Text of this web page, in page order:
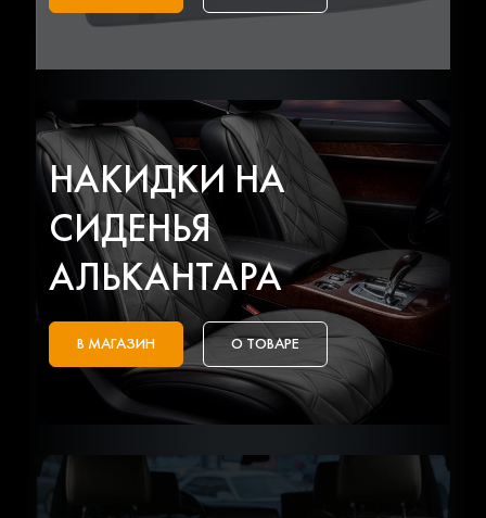
НАКИДКИ НА
СИДЕНЬЯ
АЛЬКАНТАРА
В МАГАЗИН О ТОВАРЕ